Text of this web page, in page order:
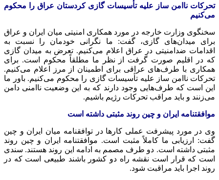
تحرکات ناامن ساز علیه تأسیسات گازی کردستان عراق را محکوم
می‌کنیم
سخنگوی وزارت خارجه در مورد همکاری امنیتی میان ایران و عراق
برای میدان‌های گازی، گفت: ما نگرانی خودمان را نسبت به
اقدامات ضدامنیتی در عراق اعلام می‌کنیم. تعرض به میدان گازی
که در اقلیم صورت گرفت از نظر ما مطلقاً محکوم است. برای
همکاری با طرف‌های عراقی برای اطمینان از مرز اعلام می‌کنیم.
تحرکات ناامن ساز علیه تأسیسات گازی را محکوم می‌کنیم. باور ما
این است که طرف‌هایی وجود دارند که به این وضعیت ناامنی دامن
می‌زنند و باید مراقب تحرکات رژیم باشیم.
موافقتنامه ایران و چین روند مثبتی داشته است
وی در مورد پیشرفت عملی کارها در توافقنامه میان ایران و چین
گفت: ارزیابی ما کاملاً مثبت است. موافقتنامه ایران و چین روند
مثبتی داشته است. دو طرف مصمم به ادامه این روند هستند. سندی
است که قرار است نقشه راه دو کشور باشند طبیعی است که در
روند اجرا باید مراقبت شود.